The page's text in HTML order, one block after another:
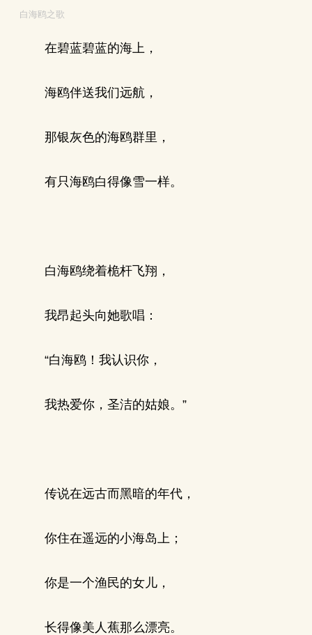
白海鸥之歌
在碧蓝碧蓝的海上，
海鸥伴送我们远航，
那银灰色的海鸥群里，
有只海鸥白得像雪一样。
白海鸥绕着桅杆飞翔，
我昂起头向她歌唱：
“白海鸥！我认识你，
我热爱你，圣洁的姑娘。”
传说在远古而黑暗的年代，
你住在遥远的小海岛上；
你是一个渔民的女儿，
长得像美人蕉那么漂亮。